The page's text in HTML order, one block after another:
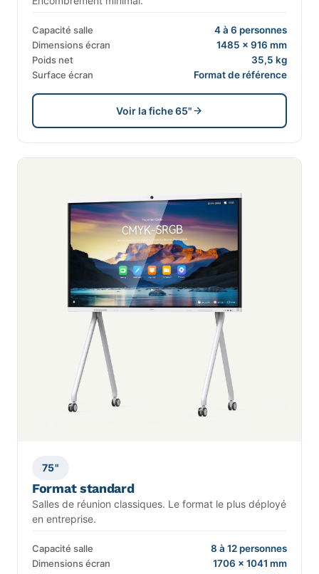
Capacité salle
4 à 6 personnes
Dimensions écran
1485 × 916 mm
Poids net
35,5 kg
Surface écran
Format de référence
Voir la fiche 65"
75"
Format standard
Salles de réunion classiques. Le format le plus déployé
en entreprise.
Capacité salle
8 à 12 personnes
Dimensions écran
1706 × 1041 mm